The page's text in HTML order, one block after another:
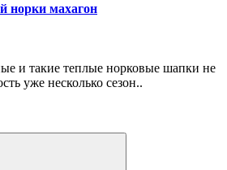
норки махагон
и такие теплые норковые шапки не
уже несколько сезон..